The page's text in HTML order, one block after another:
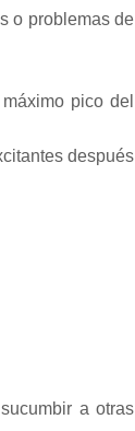
o problemas de
pico del
después
a otras